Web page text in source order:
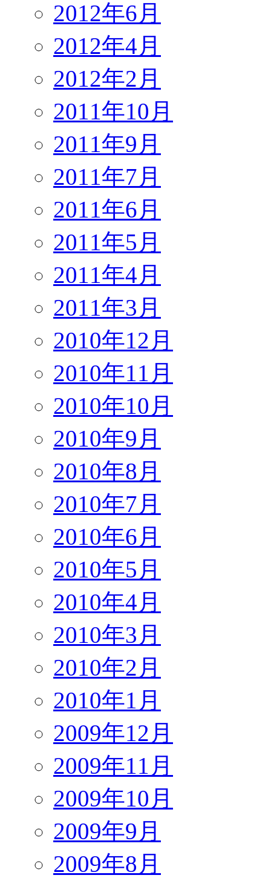
2012年6月
2012年4月
2012年2月
2011年10月
2011年9月
2011年7月
2011年6月
2011年5月
2011年4月
2011年3月
2010年12月
2010年11月
2010年10月
2010年9月
2010年8月
2010年7月
2010年6月
2010年5月
2010年4月
2010年3月
2010年2月
2010年1月
2009年12月
2009年11月
2009年10月
2009年9月
2009年8月